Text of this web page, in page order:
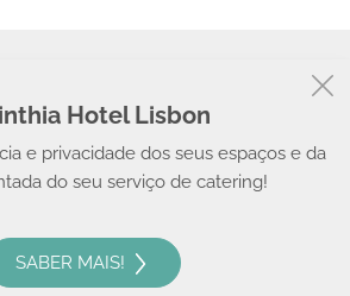
Hotel Lisbon
e privacidade dos seus espaços e da
do seu serviço de catering!
SABER MAIS!
© 2008 - 2026, Zankyou